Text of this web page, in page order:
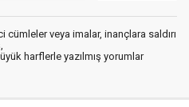
veya imalar, inançlara saldırı
harflerle yazılmış yorumlar